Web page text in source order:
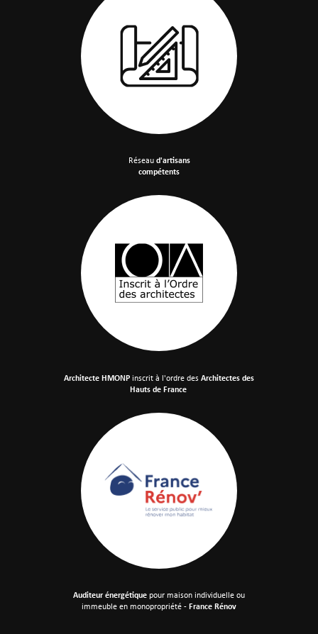
Réseaud'artisans
compétents
Architecte HMONPinscrit à l'ordre desArchitectes des
Hauts de France
Auditeur énergétiquepour maison individuelleou
immeuble en monopropriété -France Rénov